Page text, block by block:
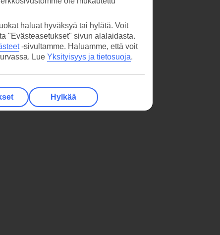
haluat hyväksyä tai hylätä. Voit
"Evästeasetukset" sivun alalaidasta.
-sivultamme. Haluamme, että voit
Lue Yksityisyys ja tietosuoja.
Hylkää